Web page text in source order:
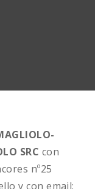
SRC con
nº25
y con email: